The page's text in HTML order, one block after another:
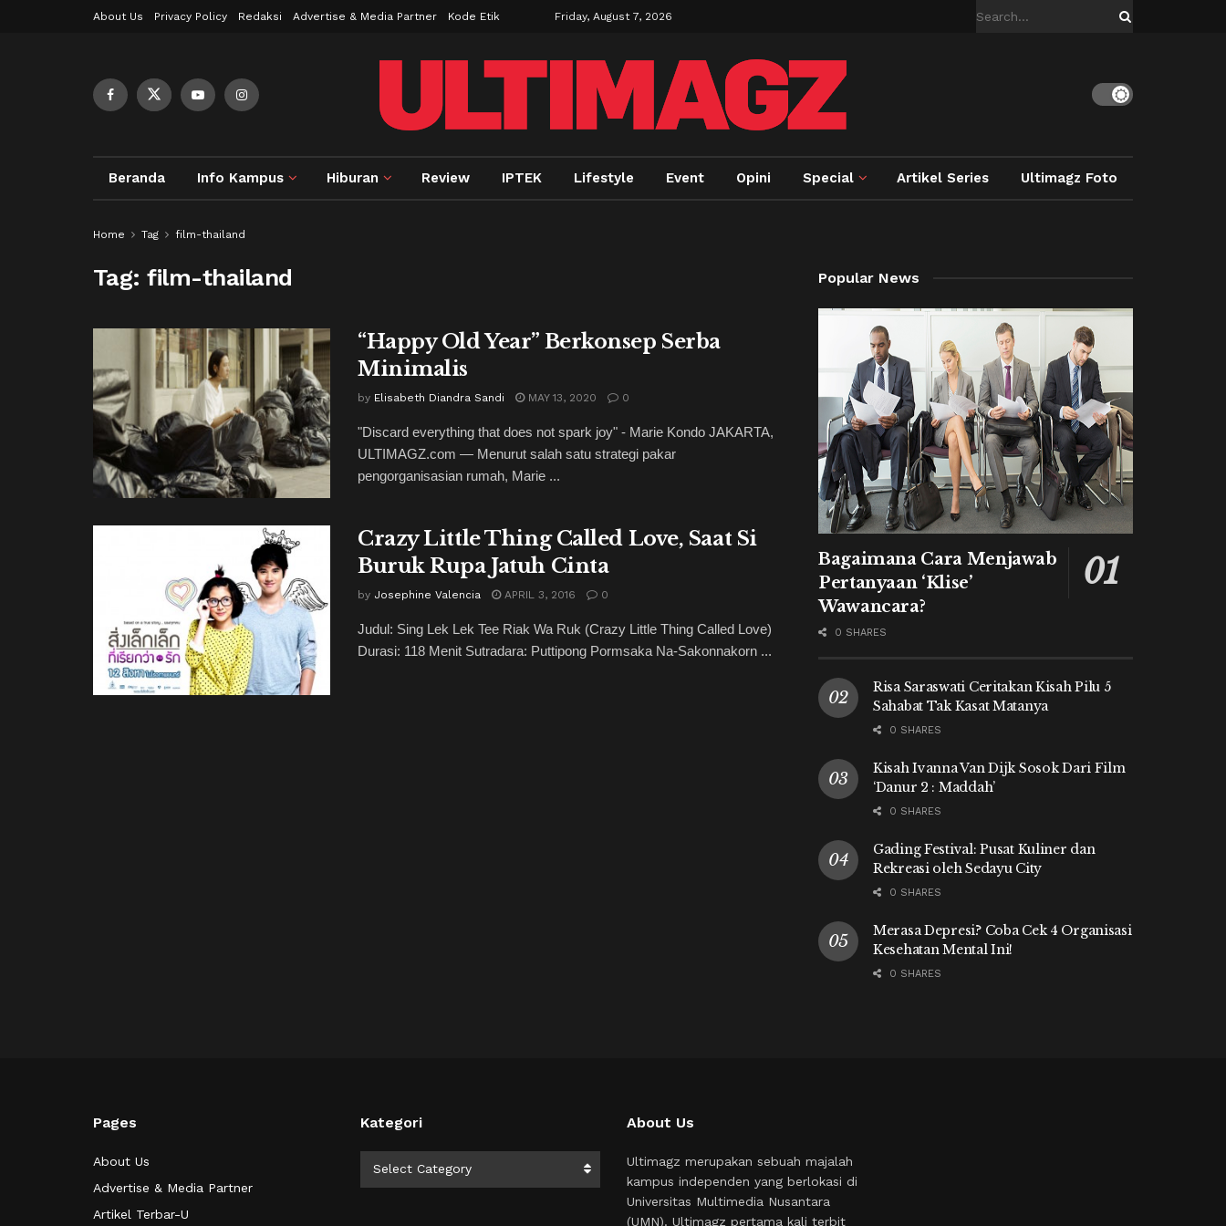
About Us Privacy Policy Redaksi Advertise & Media Partner Kode Etik Friday, August 7, 2026
Beranda Info Kampus Hiburan Review IPTEK Lifestyle Event Opini Special Artikel Series Ultimagz Foto
Home Tag film-thailand
Tag:film-thailand
“Happy Old Year” Berkonsep Serba
Minimalis
by Elisabeth Diandra Sandi MAY 13, 2020 0
"Discard everything that does not spark joy" - Marie Kondo JAKARTA,
ULTIMAGZ.com — Menurut salah satu strategi pakar
pengorganisasian rumah, Marie ...
Crazy Little Thing Called Love, Saat Si
Buruk Rupa Jatuh Cinta
by Josephine Valencia APRIL 3, 2016 0
Judul: Sing Lek Lek Tee Riak Wa Ruk (Crazy Little Thing Called Love)
Durasi: 118 Menit Sutradara: Puttipong Pormsaka Na-Sakonnakorn ...
Popular News
Bagaimana Cara Menjawab
Pertanyaan ‘Klise’
Wawancara?
0 SHARES
Risa Saraswati Ceritakan Kisah Pilu 5
Sahabat Tak Kasat Matanya
0 SHARES
Kisah Ivanna Van Dijk Sosok Dari Film
‘Danur 2 : Maddah’
0 SHARES
Gading Festival: Pusat Kuliner dan
Rekreasi oleh Sedayu City
0 SHARES
Merasa Depresi? Coba Cek 4 Organisasi
Kesehatan Mental Ini!
0 SHARES
Pages
About Us
Advertise & Media Partner
Artikel Terbar-U
Kategori
Select Category
About Us
Ultimagz merupakan sebuah majalah
kampus independen yang berlokasi di
Universitas Multimedia Nusantara
(UMN). Ultimagz pertama kali terbit